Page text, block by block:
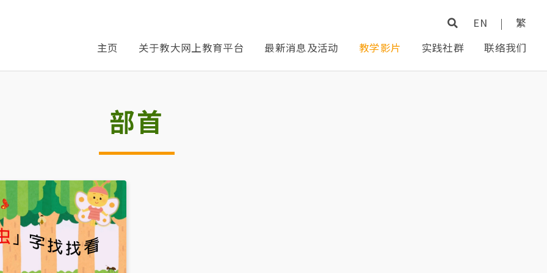
EN |
繁
主页
关于教大网上教育平台 最新消息及活动 教学影片 实践社群 联络我们
部首